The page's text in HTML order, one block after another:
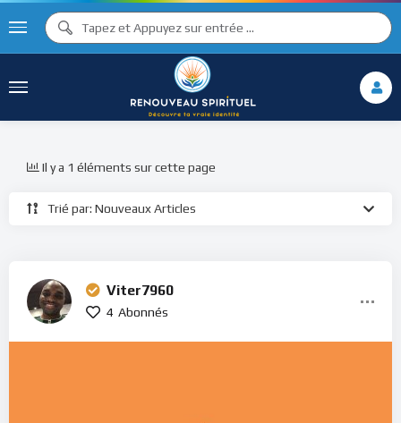
Trié par: Nouveaux Articles
Il y a 1 éléments sur cette page
Viter7960
4 Abonnés